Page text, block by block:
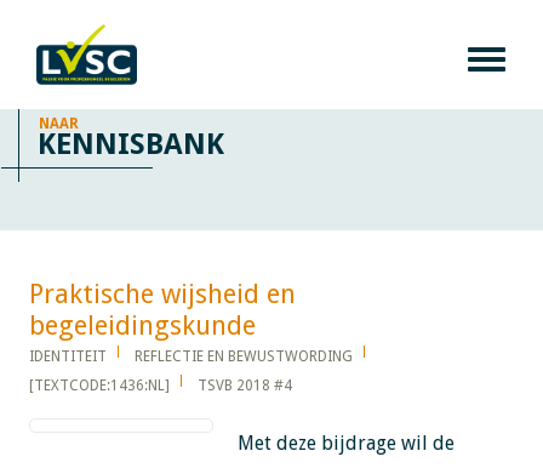
NAAR
KENNISBANK
Praktische wijsheid en
begeleidingskunde​​​​​​
IDENTITEIT
REFLECTIE EN BEWUSTWORDING
[TEXTCODE:1436:NL]
TSVB 2018 #4
Met deze bijdrage wil de